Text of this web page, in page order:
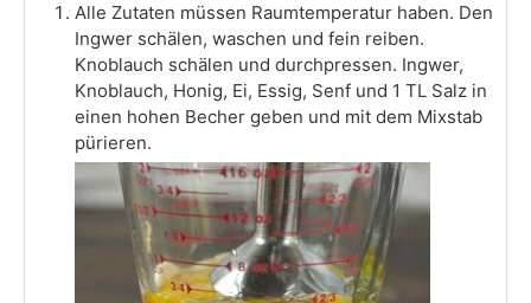
Alle Zutaten müssen Raumtemperatur haben. Den
Ingwer schälen, waschen und fein reiben.
Knoblauch schälen und durchpressen. Ingwer,
Knoblauch, Honig, Ei, Essig, Senf und 1 TL Salz in
einen hohen Becher geben und mit dem Mixstab
pürieren.